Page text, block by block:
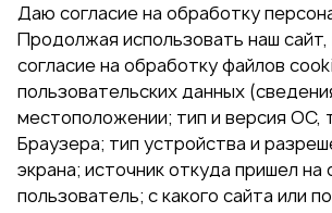
Даю согласие на обработку
Продолжая использовать наш
согласие на обработку файлов
пользовательских данных
местоположении; тип и версия ОС,
Браузера; тип устройства и
экрана; источник откуда пришел на
пользователь; с какого сайта или